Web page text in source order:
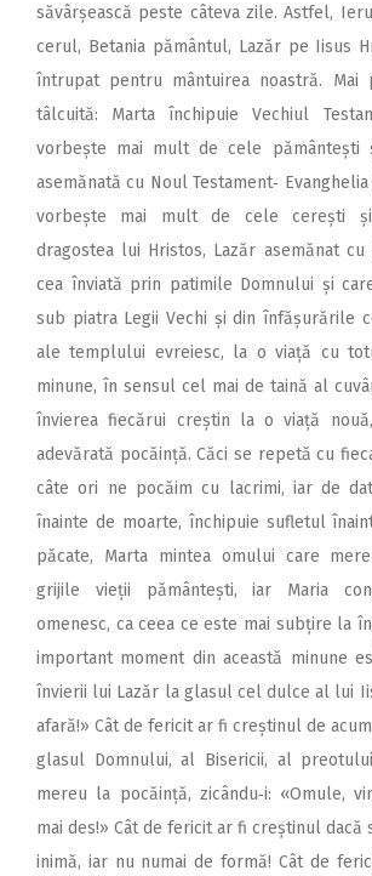
săvârșească peste câteva zile. Astfel,
cerul, Betania pământul, Lazăr pe Iisus
întrupat pentru mântuirea noastră.
tâlcuită: Marta închipuie Vechiul
vorbește mai mult de cele pământești
asemănată cu Noul Testament‑
vorbește mai mult de cele cerești
dragostea lui Hristos, Lazăr asemănat cu
cea înviată prin patimile Domnului și
sub piatra Legii Vechi și din înfășurările
ale templului evreiesc, la o viață cu
minune, în sensul cel mai de taină al
învierea fiecărui creștin la o viață
adevărată pocăință. Căci se repetă cu
câte ori ne pocăim cu lacrimi, iar de
înainte de moarte, închipuie sufletul
păcate, Marta mintea omului care
grijile vieții pământești, iar Maria
omenesc, ca ceea ce este mai subțire la
important moment din această minune
învierii lui Lazăr la glasul cel dulce al lui
afară!» Cât de fericit ar fi creștinul de
glasul Domnului, al Bisericii, al
mereu la pocăință, zicându‑i: «Omule,
mai des!» Cât de fericit ar fi creștinul dacă
inimă, iar nu numai de formă! Cât de